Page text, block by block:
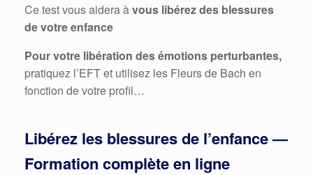
Ce test vous aidera àvous libérez des blessures
de votre enfance
Pour votre libération des émotions perturbantes,
pratiquez l’EFT et utilisez les Fleurs de Bach en
fonction de votre profil…
Libérez les blessures de l’enfance —
Formation complète en ligne